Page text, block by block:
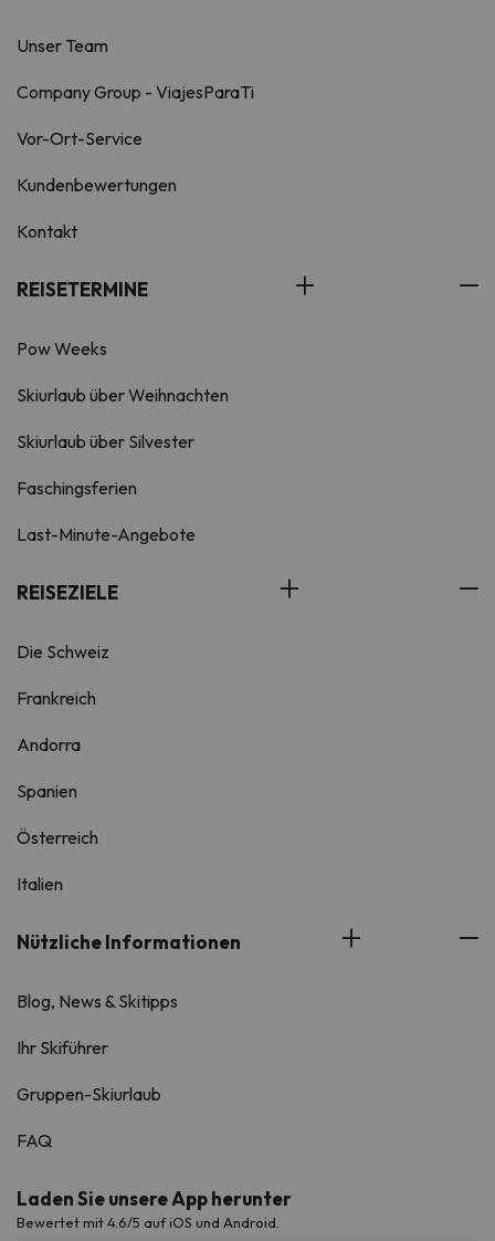
Unser Team
Company Group - ViajesParaTi
Vor-Ort-Service
Kundenbewertungen
Kontakt
REISETERMINE
Pow Weeks
Skiurlaub über Weihnachten
Skiurlaub über Silvester
Faschingsferien
Last-Minute-Angebote
REISEZIELE
Die Schweiz
Frankreich
Andorra
Spanien
Österreich
Italien
Nützliche Informationen
Blog, News & Skitipps
Ihr Skiführer
Gruppen-Skiurlaub
FAQ
Laden Sie unsere App herunter
Bewertet mit 4.6/5 auf iOS und Android.